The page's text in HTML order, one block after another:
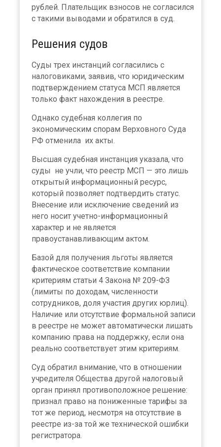
рублей. Плательщик взносов не согласился
с такими выводами и обратился в суд.
Решения судов
Суды трех инстанций согласились с
налоговиками, заявив, что юридическим
подтверждением статуса МСП является
только факт нахождения в реестре.
Однако судебная коллегия по
экономическим спорам Верховного Суда
РФ отменила их акты.
Высшая судебная инстанция указала, что
суды не учли, что реестр МСП — это лишь
открытый информационный ресурс,
который позволяет подтвердить статус.
Внесение или исключение сведений из
него носит учетно-информационный
характер и не является
правоустанавливающим актом.
Базой для получения льготы является
фактическое соответствие компании
критериям статьи 4 Закона № 209-ФЗ
(лимиты по доходам, численности
сотрудников, доля участия других юрлиц).
Наличие или отсутствие формальной записи
в реестре не может автоматически лишать
компанию права на поддержку, если она
реально соответствует этим критериям.
Суд обратил внимание, что в отношении
учредителя Общества другой налоговый
орган принял противоположное решение:
признал право на пониженные тарифы за
тот же период, несмотря на отсутствие в
реестре из-за той же технической ошибки
регистратора.